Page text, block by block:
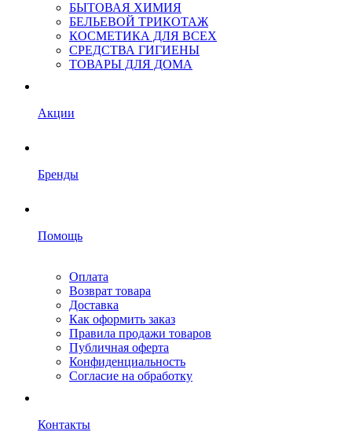
БЫТОВАЯ ХИМИЯ
БЕЛЬЕВОЙ ТРИКОТАЖ
КОСМЕТИКА ДЛЯ ВСЕХ
СРЕДСТВА ГИГИЕНЫ
ТОВАРЫ ДЛЯ ДОМА
Акции
Бренды
Помощь
Оплата
Возврат товара
Доставка
Как оформить заказ
Правила продажи товаров
Публичная оферта
Конфиденциальность
Согласие на обработку
Контакты